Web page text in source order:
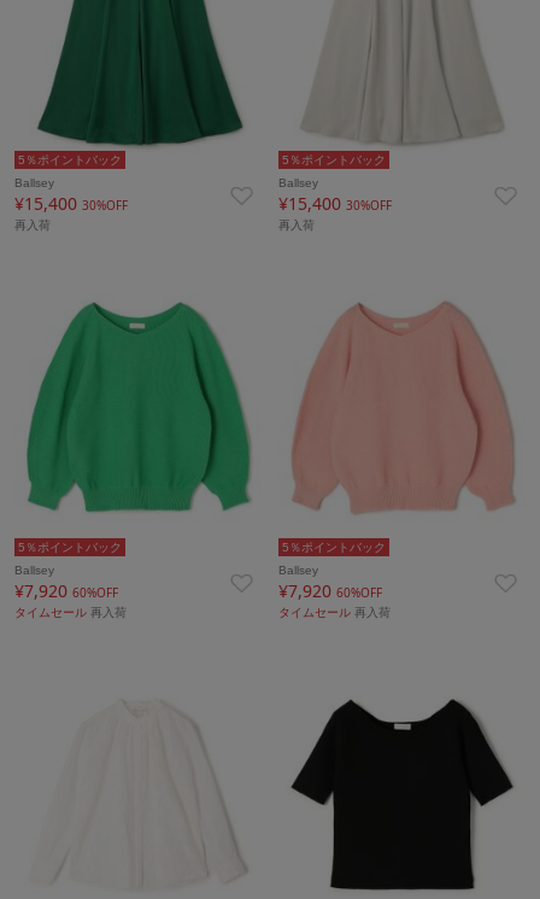
5％ポイントバック
Ballsey
¥15,400 30%OFF
再入荷
5％ポイントバック
Ballsey
¥15,40030%OFF
再入荷
5％ポイントバック
Ballsey
¥7,920 60%OFF
タイムセール 再入荷
5％ポイントバック
Ballsey
¥7,92060%OFF
タイムセール再入荷